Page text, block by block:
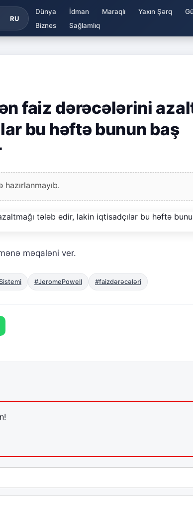
RU
Dünya İdman Maraqlı Yaxın Şərq
Biznes
Sağlamlıq
faiz dərəcələrini
bu həftə bunun baş
məqaləni ver.
#JeromePowell #faizdərəcələri